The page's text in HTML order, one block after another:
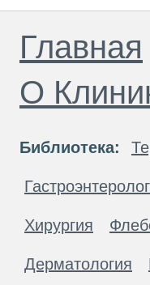
Главная
О
Библиотека:
Хирургия
Дерматология